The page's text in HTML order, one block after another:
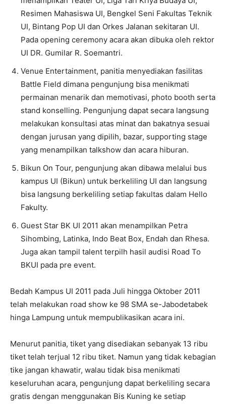
Resimen Mahasiswa UI, Bengkel Seni Fakultas Teknik
UI, Bintang Pop UI dan Orkes Jalanan sekitaran UI.
Pada opening ceremony acara akan dibuka oleh rektor
UI DR. Gumilar R. Soemantri.
Venue Entertainment, panitia menyediakan fasilitas
Battle Field dimana pengunjung bisa menikmati
permainan menarik dan memotivasi, photo booth serta
stand konselling. Pengunjung dapat secara langsung
melakukan konsultasi atas minat dan bakatnya sesuai
dengan jurusan yang dipilih, bazar, supporting stage
yang menampilkan talkshow dan acara hiburan.
Bikun On Tour, pengunjung akan dibawa melalui bus
kampus UI (Bikun) untuk berkeliling UI dan langsung
bisa langsung berkeliling setiap fakultas dalam Hello
Fakulty.
Guest Star BK UI 2011 akan menampilkan Petra
Sihombing, Latinka, Indo Beat Box, Endah dan Rhesa.
Juga akan tampil talent terpilh hasil audisi Road To
BKUI pada pre event.
Bedah Kampus UI 2011 pada Juli hingga Oktober 2011
telah melakukan road show ke 98 SMA se-Jabodetabek
hinga Lampung untuk mempublikasikan acara ini.
Menurut panitia, tiket yang disediakan sebanyak 13 ribu
tiket telah terjual 12 ribu tiket. Namun yang tidak kebagian
tike jangan khawatir, walau tidak bisa menikmati
keseluruhan acara, pengunjung dapat berkeliling secara
gratis dengan menggunakan Bis Kuning ke setiap